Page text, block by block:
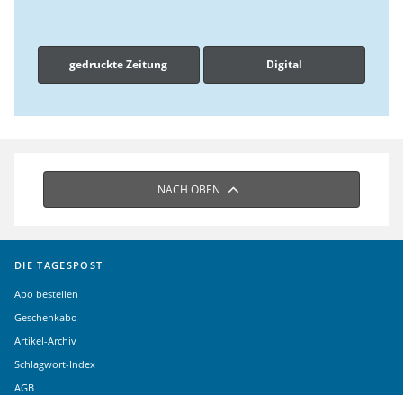
gedruckte Zeitung Digital
NACH OBEN
DIE TAGESPOST
Abo bestellen
Geschenkabo
Artikel-Archiv
Schlagwort-Index
AGB